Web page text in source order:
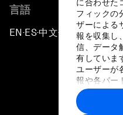
に合わせた
フィックの
ザーによる
報を収集し
信、データ
有していま
ユーザーが
報や各パー
に収集され
トナーによ
言語
EN ▪ ES▪中文▪ 日本語
プライバシー